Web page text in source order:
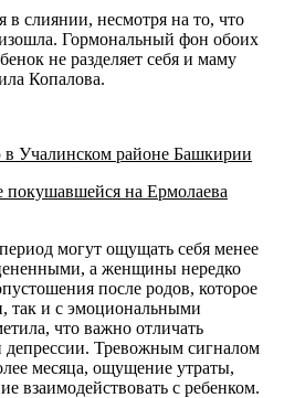
в слиянии, несмотря на то, что
Гормональный фон обоих
не разделяет себя и маму
Копалова.
в Учалинском районе Башкирии
покушавшейся на Ермолаева
могут ощущать себя менее
а женщины нередко
после родов, которое
так и с эмоциональными
что важно отличать
депрессии. Тревожным сигналом
месяца, ощущение утраты,
взаимодействовать с ребенком.